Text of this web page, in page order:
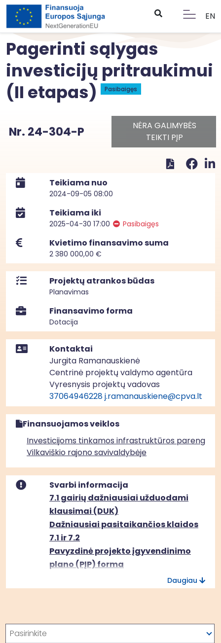
EN
Pagerinti sąlygas
investicijų pritraukimui
(II etapas)
Pasibaigęs
Nr. 24-304-P
NĖRA GALIMYBĖS
TEIKTI PĮP
Teikiama nuo
2024-09-05 08:00
Teikiama iki
2025-04-30 17:00 Pasibaigęs
Kvietimo finansavimo suma
2 380 000,00 €
Projektų atrankos būdas
Planavimas
Finansavimo forma
Dotacija
Kontaktai
Jurgita Ramanauskienė
Centrinė projektų valdymo agentūra
Vyresnysis projektų vadovas
37064946228j.ramanauskiene@cpva.lt
Finansuojamos veiklos
Investicijoms tinkamos infrastruktūros
Vilkaviškio rajono savivaldybėje
Svarbi informacija
7.1 gairių dažniausiai užduodami
klausimai (DUK)
Dažniausiai pasitaikančios klaidos
7.1 ir 7.2
Pavyzdinė projekto įgyvendinimo
plano (PĮP) forma
Daugiau
Paieška
Pasirinkite